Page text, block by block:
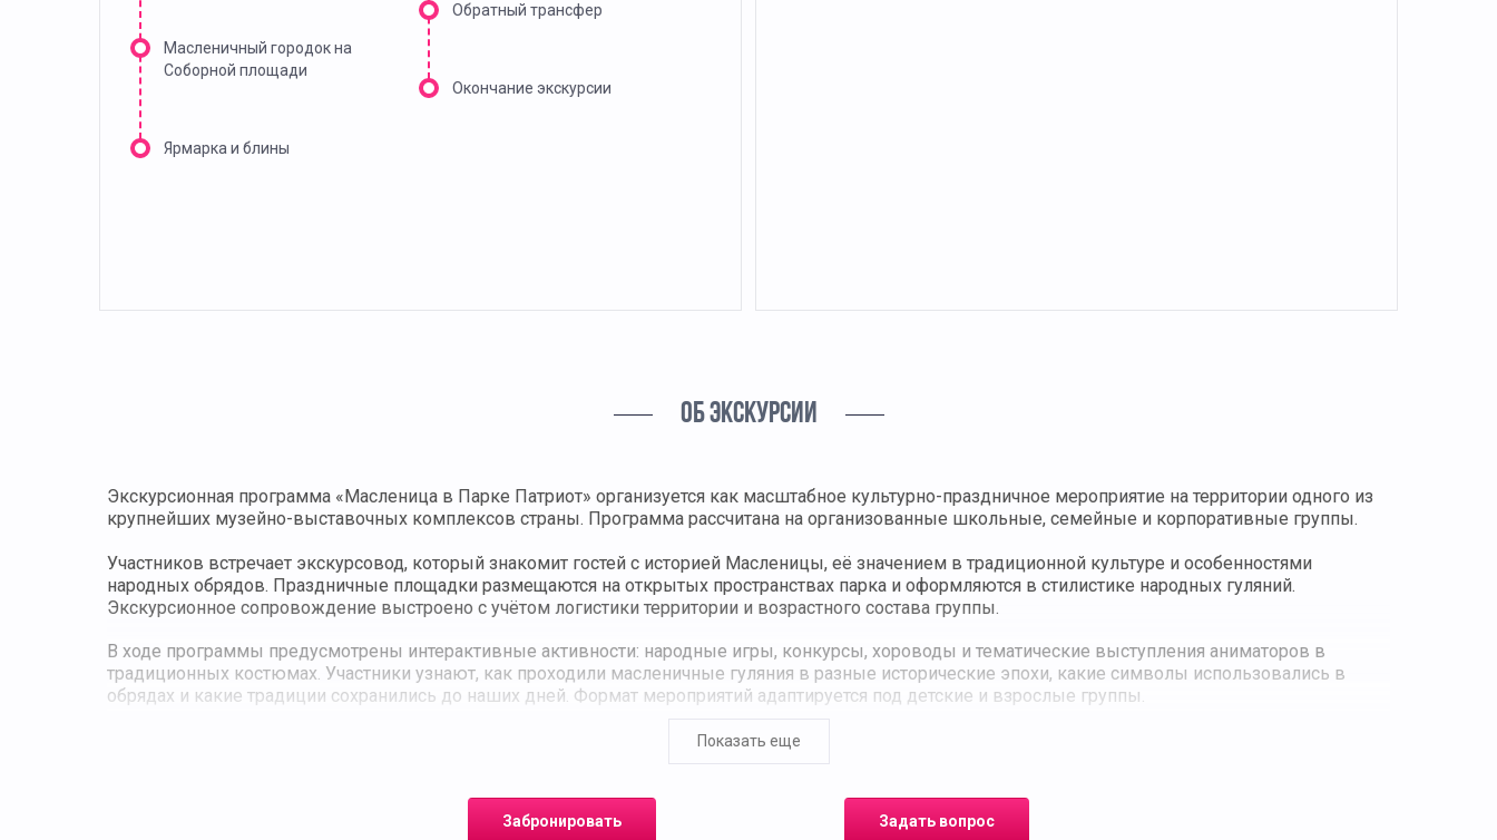
Масленичный городок на
Соборной площади
Ярмарка и блины
Обратный трансфер
Окончание экскурсии
ОБ ЭКСКУРСИИ
Экскурсионная программа «Масленица в Парке Патриот» организуется как масштабное культурно-праздничное мероприятие на территории одного из
крупнейших музейно-выставочных комплексов страны. Программа рассчитана на организованные школьные, семейные и корпоративные группы.
Участников встречает экскурсовод, который знакомит гостей с историей Масленицы, её значением в традиционной культуре и особенностями
народных обрядов. Праздничные площадки размещаются на открытых пространствах парка и оформляются в стилистике народных гуляний.
Экскурсионное сопровождение выстроено с учётом логистики территории и возрастного состава группы.
В ходе программы предусмотрены интерактивные активности: народные игры, конкурсы, хороводы и тематические выступления аниматоров в
традиционных костюмах. Участники узнают, как проходили масленичные гуляния в разные исторические эпохи, какие символы использовались в
обрядах и какие традиции сохранились до наших дней. Формат мероприятий адаптируется под детские и взрослые группы.
Гастрономическая часть представлена торговыми и ярмарочными рядами с блинами и традиционными угощениями (приобретаются дополнительно).
Экскурсия проводится по предварительной записи. Возможна организация трансфера и обеда по запросу. Программа соответствует требованиям для
организованных групп и подходит для включения в образовательные и культурно-просветительские мероприятия.
Показать еще
Забронировать Задать вопрос